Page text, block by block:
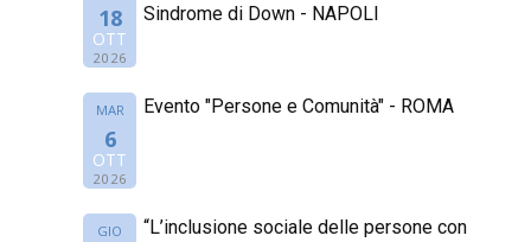
18
OTT
2026
Sindrome di Down - NAPOLI
MAR
6
OTT
2026
Evento "Persone e Comunità" - ROMA
GIO
“L’inclusione sociale delle persone con